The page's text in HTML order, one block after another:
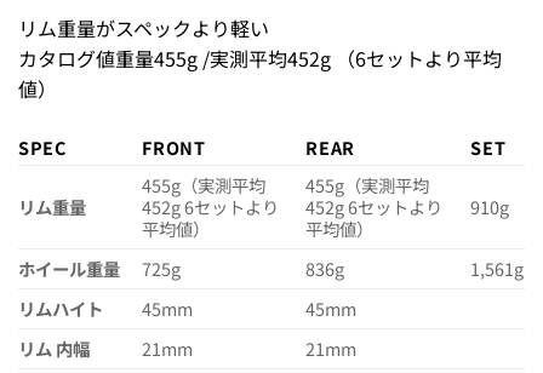
リム重量がスペックより軽い
カタログ値重量455g /実測平均452g （6セットより平均
値）
SPEC FRONT REAR SET
リム重量
455g（実測平均
452g 6セットより
平均値）
455g（実測平均
452g 6セットより
平均値）
910g
ホイール重量 725g 836g
1,561g
リムハイト
45mm
45mm
リム 内幅
21mm
21mm